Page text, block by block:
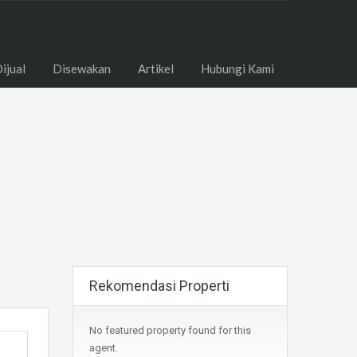
Disewakan Artikel Hubungi Kami
Rekomendasi Properti
No featured property found for this
agent.